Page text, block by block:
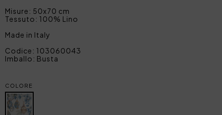
Misure: 50x70 cm
Tessuto: 100% Lino
Made in Italy
Codice: 103060043
Imballo: Busta
COLORE